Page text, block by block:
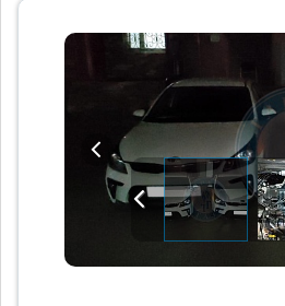
Previous
Previous